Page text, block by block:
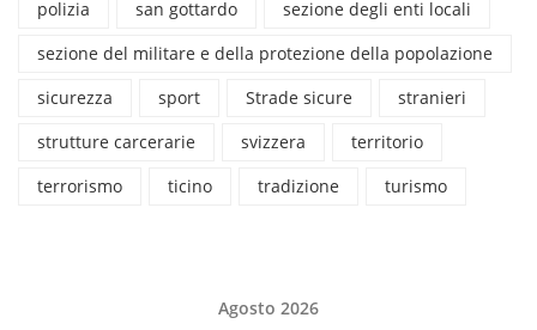
polizia
san gottardo
sezione degli enti locali
sezione del militare e della protezione della popolazione
sicurezza
sport Strade sicure
stranieri
strutture carcerarie
svizzera
territorio
terrorismo
ticino tradizione turismo
Agosto 2026